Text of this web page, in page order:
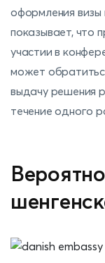
оформления визы
показывает, что
участии в
может
выдачу решения
течение одного